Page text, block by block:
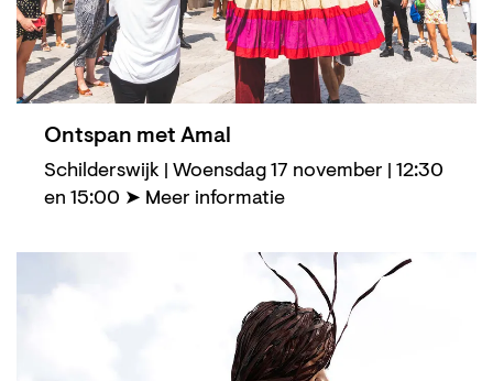
Ontspan met Amal
Schilderswijk | Woensdag 17 november | 12:30
en 15:00 ➤ Meer informatie